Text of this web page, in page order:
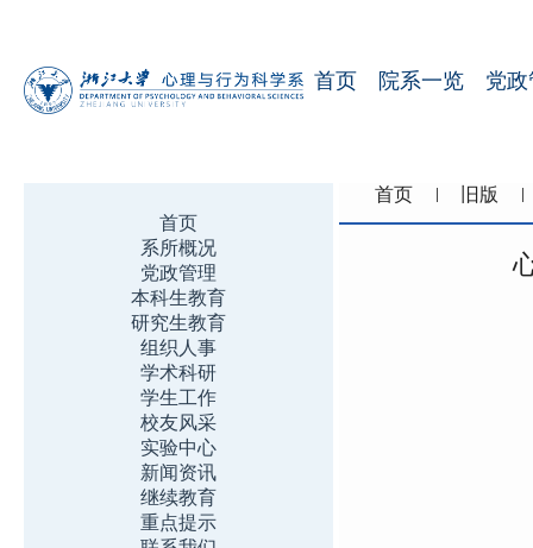
首页 院系一览 党
首页
系所概况
党政管理
本科生教育
研究生教育
组织人事
学术科研
学生工作
校友风采
实验中心
新闻资讯
继续教育
重点提示
首页 旧版